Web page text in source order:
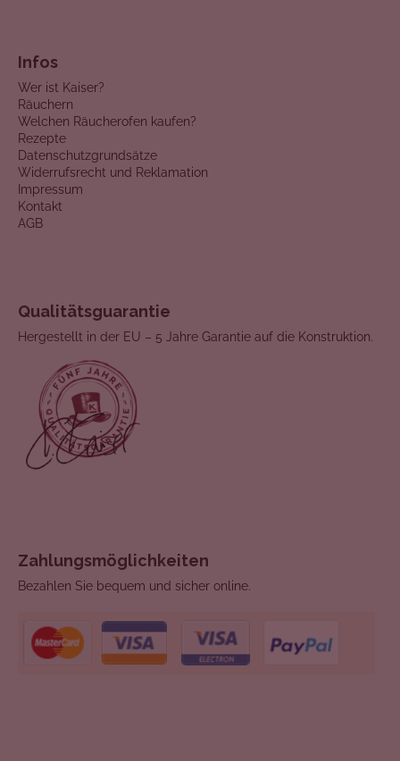
Infos
Wer ist Kaiser?
Räuchern
Welchen Räucherofen kaufen?
Rezepte
Datenschutzgrundsätze
Widerrufsrecht und Reklamation
Impressum
Kontakt
AGB
Qualitätsguarantie
Hergestellt in der EU – 5 Jahre Garantie auf die Konstruktion.
Zahlungsmöglichkeiten
Bezahlen Sie bequem und sicher online.